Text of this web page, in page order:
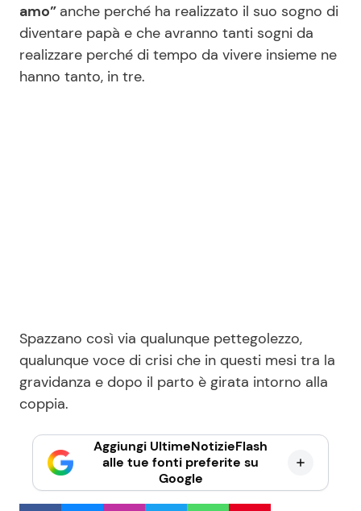
amo” anche perché ha realizzato il suo sogno di
diventare papà e che avranno tanti sogni da
realizzare perché di tempo da vivere insieme ne
hanno tanto, in tre.
Spazzano così via qualunque pettegolezzo,
qualunque voce di crisi che in questi mesi tra la
gravidanza e dopo il parto è girata intorno alla
coppia.
Aggiungi UltimeNotizieFlash
alle tue fonti preferite su
Google